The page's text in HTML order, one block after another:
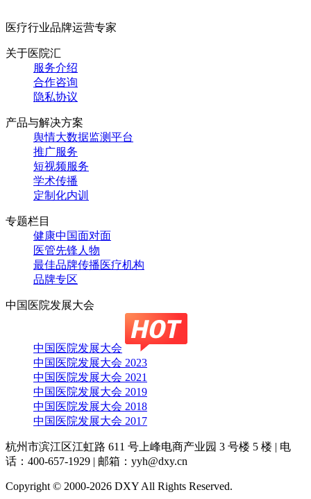
医疗行业品牌运营专家
关于医院汇
服务介绍
合作咨询
隐私协议
产品与解决方案
舆情大数据监测平台
推广服务
短视频服务
学术传播
定制化内训
专题栏目
健康中国面对面
医管先锋人物
最佳品牌传播医疗机构
品牌专区
中国医院发展大会
中国医院发展大会
中国医院发展大会 2023
中国医院发展大会 2021
中国医院发展大会 2019
中国医院发展大会 2018
中国医院发展大会 2017
杭州市滨江区江虹路 611 号上峰电商产业园 3 号楼 5 楼 | 电
话：400-657-1929 | 邮箱：yyh@dxy.cn
Copyright © 2000-2026 DXY All Rights Reserved.